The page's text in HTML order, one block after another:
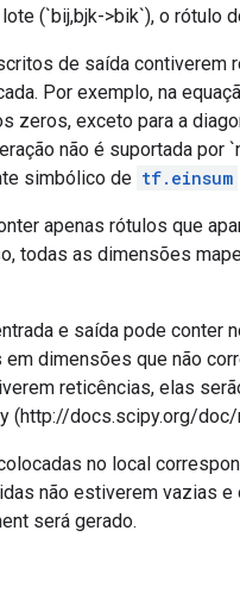
(`bij,bjk->bik`), o rótulo
de saída
Por exemplo, na
zeros, exceto para a
não é suportada por
simbólico de tf.einsum
apenas rótulos que
todas as dimensões
e saída pode conter
dimensões que não
reticências, elas
(http://docs.scipy.org/
no local
não estiverem vazias
será gerado.